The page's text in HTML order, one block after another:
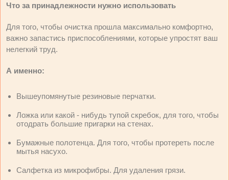
Что за принадлежности нужно использовать
Для того, чтобы очистка прошла максимально комфортно,
важно запастись приспособлениями, которые упростят ваш
нелегкий труд.
А именно:
Вышеупомянутые резиновые перчатки.
Ложка или какой - нибудь тупой скребок, для того, чтобы
отодрать большие пригарки на стенах.
Бумажные полотенца. Для того, чтобы протереть после
мытья насухо.
Салфетка из микрофибры. Для удаления грязи.